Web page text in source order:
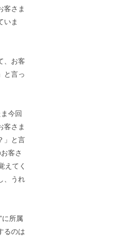
客さま
いま
、お客
と言っ
今回
客さま
」と言
客さ
えてく
、うれ
に所属
るのは